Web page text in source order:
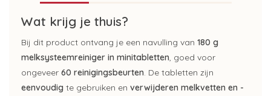
Wat krijg je thuis?
Bij dit product ontvang je een navulling van 180 g
melksysteemreiniger in minitabletten, goed voor
ongeveer 60 reinigingsbeurten. De tabletten zijn
eenvoudig te gebruiken en verwijderen melkvetten en -